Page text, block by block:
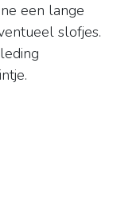
een lange
slofjes.